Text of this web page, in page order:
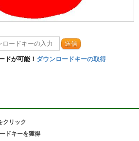
送信
ドが可能！ ダウンロードキーの取得
クリック
ドキーを獲得